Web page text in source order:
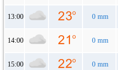
13:00 0 mm
14:00 0 mm
15:00 0 mm